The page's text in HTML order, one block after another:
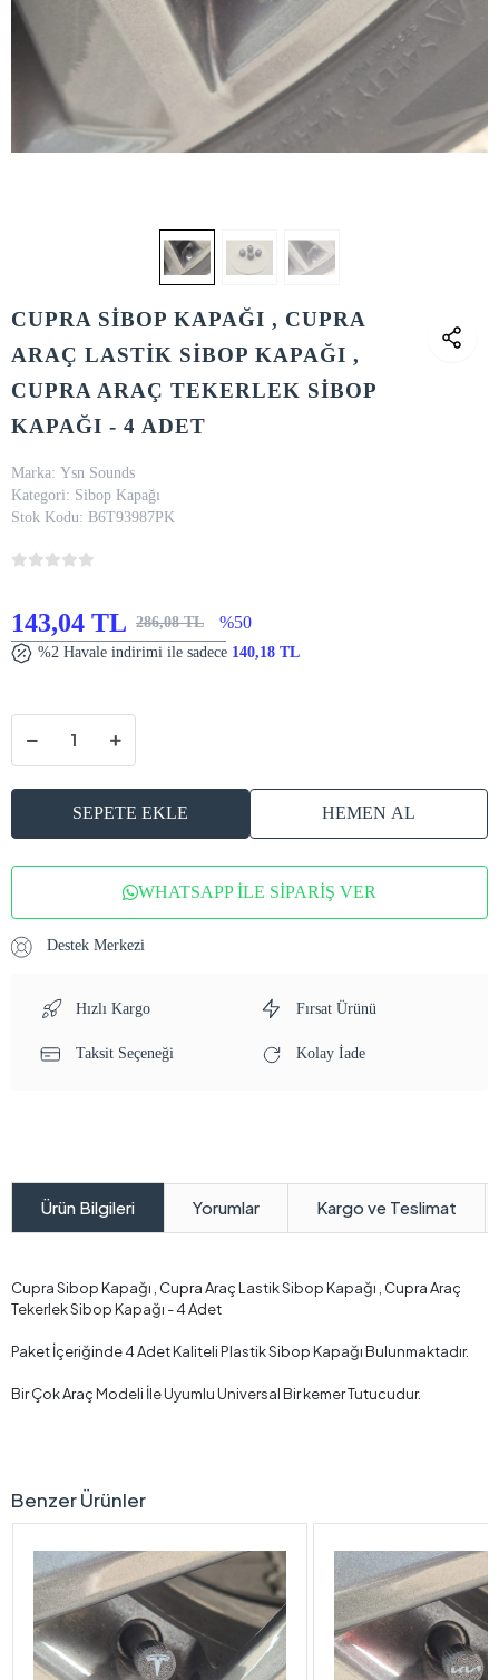
CUPRA SİBOP KAPAĞI , CUPRA
ARAÇ LASTİK SİBOP KAPAĞI ,
CUPRA ARAÇ TEKERLEK SİBOP
KAPAĞI - 4 ADET
Marka: Ysn Sounds
Kategori: Sibop Kapağı
Stok Kodu: B6T93987PK
143,04 TL 286,08 TL %50
%2 Havale indirimi ile sadece 140,18 TL
SEPETE EKLE HEMEN AL
WHATSAPP İLE SİPARİŞ VER
Destek Merkezi
Hızlı Kargo Fırsat Ürünü
Taksit Seçeneği Kolay İade
Ürün Bilgileri Yorumlar Kargo ve Teslimat
Cupra Sibop Kapağı , Cupra Araç Lastik Sibop Kapağı , Cupra Araç
Tekerlek Sibop Kapağı - 4 Adet
Paket İçeriğinde 4 Adet Kaliteli Plastik Sibop Kapağı Bulunmaktadır.
Bir Çok Araç Modeli İle Uyumlu Universal Bir kemer Tutucudur.
Benzer Ürünler